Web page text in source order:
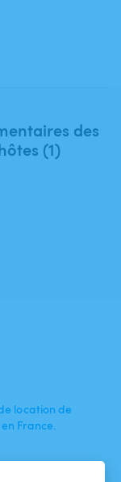
des
(1)
location de
France.